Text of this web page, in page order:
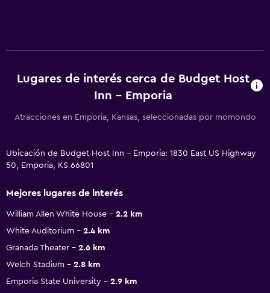
Lugares de interés cerca de Budget Host
Inn - Emporia
Atracciones en Emporia, Kansas, seleccionadas por momondo
Ubicación de Budget Host Inn - Emporia: 1830 East US Highway
50, Emporia, KS 66801
Mejores lugares de interés
William Allen White House
2.2 km
White Auditorium
2.4 km
Granada Theater
2.6 km
Welch Stadium
2.8 km
Emporia State University
2.9 km